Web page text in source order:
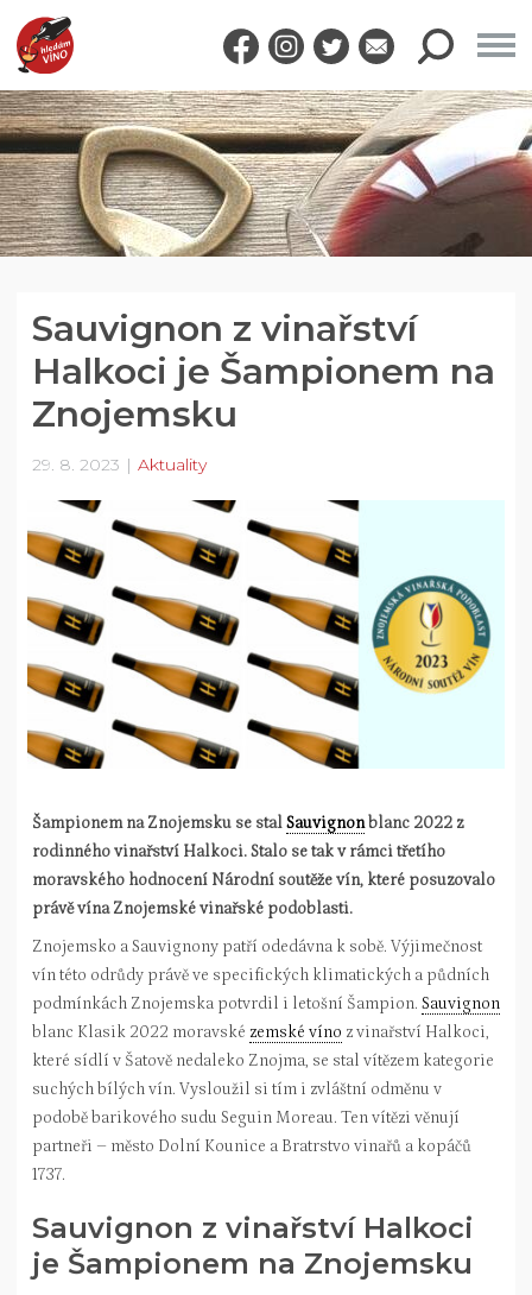
Sauvignon z vinařství
Halkoci je Šampionem na
Znojemsku
29. 8. 2023 Aktuality
Šampionem na Znojemsku se stalSauvignonblanc 2022 z
rodinného vinařství Halkoci. Stalo se tak v rámci třetího
moravského hodnocení Národní soutěže vín, které posuzovalo
právě vína Znojemské vinařské podoblasti.
Znojemsko a Sauvignony patří odedávna k sobě. Výjimečnost
vín této odrůdy právě ve specifických klimatických a půdních
podmínkách Znojemska potvrdil i letošní Šampion. Sauvignon
blanc Klasik 2022 moravské zemské víno z vinařství Halkoci,
které sídlí v Šatově nedaleko Znojma, se stal vítězem kategorie
suchých bílých vín. Vysloužil si tím i zvláštní odměnu v
podobě barikového sudu Seguin Moreau. Ten vítězi věnují
partneři – město Dolní Kounice a Bratrstvo vinařů a kopáčů
1737.
Sauvignon z vinařství Halkoci
je Šampionem na Znojemsku